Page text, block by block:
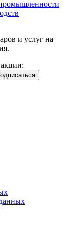
и услуг на